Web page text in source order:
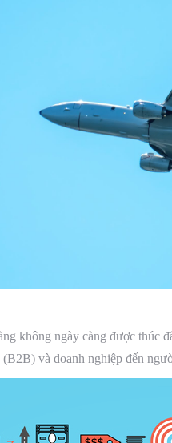
không ngày càng được thúc
và doanh nghiệp đến